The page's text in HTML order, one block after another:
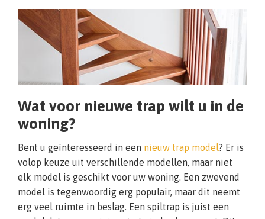
Wat voor nieuwe trap wilt u in de
woning?
Bent u geïnteresseerd in een nieuw trap model? Er is
volop keuze uit verschillende modellen, maar niet
elk model is geschikt voor uw woning. Een zwevend
model is tegenwoordig erg populair, maar dit neemt
erg veel ruimte in beslag. Een spiltrap is juist een